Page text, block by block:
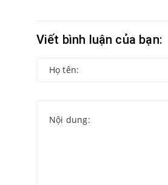
Viết bình luận của bạn: